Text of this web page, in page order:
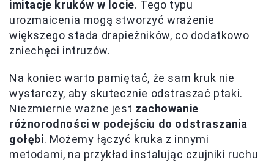
imitacje kruków w locie. Tego typu
urozmaicenia mogą stworzyć wrażenie
większego stada drapieżników, co dodatkowo
zniechęci intruzów.
Na koniec warto pamiętać, że sam kruk nie
wystarczy, aby skutecznie odstraszać ptaki.
Niezmiernie ważne jest zachowanie
różnorodności w podejściu do odstraszania
gołębi. Możemy łączyć kruka z innymi
metodami, na przykład instalując czujniki ruchu